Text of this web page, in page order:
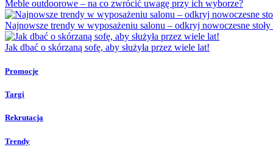
Meble outdoorowe – na co zwrócić uwagę przy ich wyborze?
Najnowsze trendy w wyposażeniu salonu – odkryj nowoczesne
Jak dbać o skórzaną sofę, aby służyła przez wiele lat!
Promocje
Targi
Rekrutacja
Trendy